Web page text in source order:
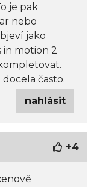
je pak
nebo
jako
in motion 2
často.
nahlásit
+4